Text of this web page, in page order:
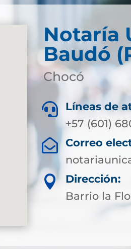
Notaría
Baudó
Chocó

Líneas de
+57 (601)

Correo

Dirección:
Barrio la